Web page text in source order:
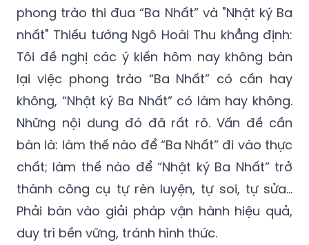
phong trào thi đua “Ba Nhất” và "Nhật ký Ba
nhất" Thiếu tướng Ngô Hoài Thu khẳng định:
Tôi đề nghị các ý kiến hôm nay không bàn
lại việc phong trào “Ba Nhất” có cần hay
không, “Nhật ký Ba Nhất” có làm hay không.
Những nội dung đó đã rất rõ. Vấn đề cần
bàn là: làm thế nào để “Ba Nhất” đi vào thực
chất; làm thế nào để “Nhật ký Ba Nhất” trở
thành công cụ tự rèn luyện, tự soi, tự sửa…
Phải bàn vào giải pháp vận hành hiệu quả,
duy trì bền vững, tránh hình thức.